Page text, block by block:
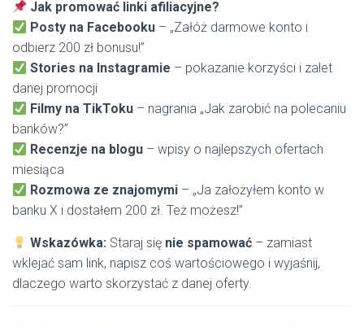
Jak promować linki afiliacyjne?
Posty na Facebooku – „Załóż darmowe konto i
odbierz 200 zł bonusu!”
Stories na Instagramie – pokazanie korzyści i zalet
danej promocji
Filmy na TikToku – nagrania „Jak zarobić na polecaniu
banków?”
Recenzje na blogu – wpisy o najlepszych ofertach
miesiąca
Rozmowa ze znajomymi – „Ja założyłem konto w
banku X i dostałem 200 zł. Też możesz!”
Wskazówka: Staraj się nie spamować – zamiast
wklejać sam link, napisz coś wartościowego i wyjaśnij,
dlaczego warto skorzystać z danej oferty.